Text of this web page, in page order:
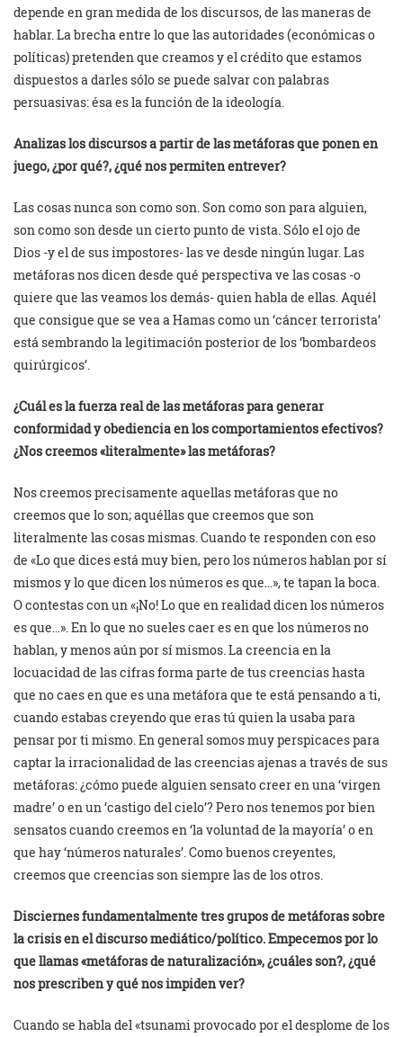
depende en gran medida de los discursos, de las maneras de
hablar. La brecha entre lo que las autoridades (económicas o
políticas) pretenden que creamos y el crédito que estamos
dispuestos a darles sólo se puede salvar con palabras
persuasivas: ésa es la función de la ideología.
Analizas los discursos a partir de las metáforas que ponen en
juego, ¿por qué?, ¿qué nos permiten entrever?
Las cosas nunca son como son. Son como son para alguien,
son como son desde un cierto punto de vista. Sólo el ojo de
Dios -y el de sus impostores- las ve desde ningún lugar. Las
metáforas nos dicen desde qué perspectiva ve las cosas -o
quiere que las veamos los demás- quien habla de ellas. Aquél
que consigue que se vea a Hamas como un ‘cáncer terrorista’
está sembrando la legitimación posterior de los ‘bombardeos
quirúrgicos’.
¿Cuál es la fuerza real de las metáforas para generar
conformidad y obediencia en los comportamientos efectivos?
¿Nos creemos «literalmente» las metáforas?
Nos creemos precisamente aquellas metáforas que no
creemos que lo son; aquéllas que creemos que son
literalmente las cosas mismas. Cuando te responden con eso
de «Lo que dices está muy bien, pero los números hablan por sí
mismos y lo que dicen los números es que…», te tapan la boca.
O contestas con un «¡No! Lo que en realidad dicen los números
es que…». En lo que no sueles caer es en que los números no
hablan, y menos aún por sí mismos. La creencia en la
locuacidad de las cifras forma parte de tus creencias hasta
que no caes en que es una metáfora que te está pensando a ti,
cuando estabas creyendo que eras tú quien la usaba para
pensar por ti mismo. En general somos muy perspicaces para
captar la irracionalidad de las creencias ajenas a través de sus
metáforas: ¿cómo puede alguien sensato creer en una ‘virgen
madre’ o en un ‘castigo del cielo’? Pero nos tenemos por bien
sensatos cuando creemos en ‘la voluntad de la mayoría’ o en
que hay ‘números naturales’. Como buenos creyentes,
creemos que creencias son siempre las de los otros.
Disciernes fundamentalmente tres grupos de metáforas sobre
la crisis en el discurso mediático/político. Empecemos por lo
que llamas «metáforas de naturalización», ¿cuáles son?, ¿qué
nos prescriben y qué nos impiden ver?
Cuando se habla del «tsunami provocado por el desplome de los